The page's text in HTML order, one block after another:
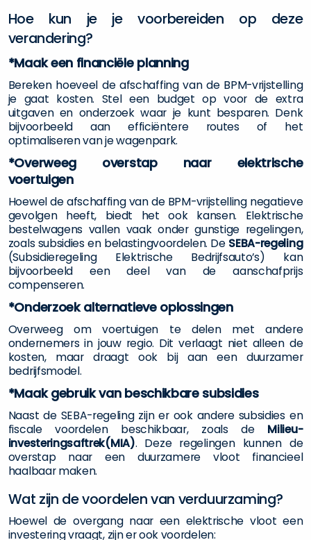
Hoe kun je je voorbereiden op deze
verandering?
*Maak een financiële planning
Bereken hoeveel de afschaffing van de BPM-vrijstelling
je gaat kosten. Stel een budget op voor de extra
uitgaven en onderzoek waar je kunt besparen. Denk
bijvoorbeeld aan efficiëntere routes of het
optimaliseren van je wagenpark.
*Overweeg overstap naar elektrische
voertuigen
Hoewel de afschaffing van de BPM-vrijstelling negatieve
gevolgen heeft, biedt het ook kansen. Elektrische
bestelwagens vallen vaak onder gunstige regelingen,
zoals subsidies en belastingvoordelen. De SEBA-regeling
(Subsidieregeling Elektrische Bedrijfsauto’s) kan
bijvoorbeeld een deel van de aanschafprijs
compenseren.
*Onderzoek alternatieve oplossingen
Overweeg om voertuigen te delen met andere
ondernemers in jouw regio. Dit verlaagt niet alleen de
kosten, maar draagt ook bij aan een duurzamer
bedrijfsmodel.
*Maak gebruik van beschikbare subsidies
Naast de SEBA-regeling zijn er ook andere subsidies en
fiscale voordelen beschikbaar, zoals de Milieu-
investeringsaftrek(MIA). Deze regelingen kunnen de
overstap naar een duurzamere vloot financieel
haalbaar maken.
Wat zijn de voordelen van verduurzaming?
Hoewel de overgang naar een elektrische vloot een
investering vraagt, zijn er ook voordelen: